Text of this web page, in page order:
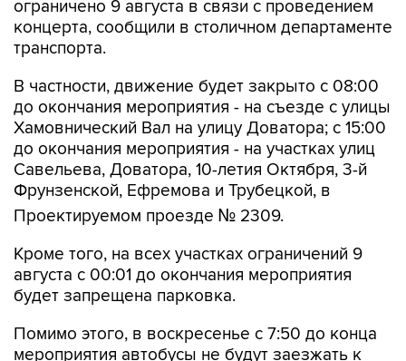
ограничено 9 августа в связи с проведением
концерта, сообщили в столичном департаменте
транспорта.
В частности, движение будет закрыто с 08:00
до окончания мероприятия - на съезде с улицы
Хамовнический Вал на улицу Доватора; с 15:00
до окончания мероприятия - на участках улиц
Савельева, Доватора, 10-летия Октября, 3-й
Фрунзенской, Ефремова и Трубецкой, в
Проектируемом проезде № 2309.
Кроме того, на всех участках ограничений 9
августа с 00:01 до окончания мероприятия
будет запрещена парковка.
Помимо этого, в воскресенье с 7:50 до конца
мероприятия автобусы не будут заезжать к